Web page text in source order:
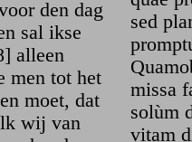
den dag
sal ikse
alleen
men tot het
moet, dat
wij van
sed
missa
solùm
vitam